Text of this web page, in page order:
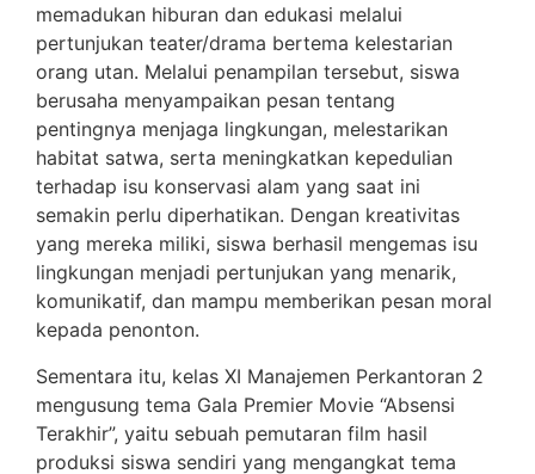
memadukan hiburan dan edukasi melalui
pertunjukan teater/drama bertema kelestarian
orang utan. Melalui penampilan tersebut, siswa
berusaha menyampaikan pesan tentang
pentingnya menjaga lingkungan, melestarikan
habitat satwa, serta meningkatkan kepedulian
terhadap isu konservasi alam yang saat ini
semakin perlu diperhatikan. Dengan kreativitas
yang mereka miliki, siswa berhasil mengemas isu
lingkungan menjadi pertunjukan yang menarik,
komunikatif, dan mampu memberikan pesan moral
kepada penonton.
Sementara itu, kelas XI Manajemen Perkantoran 2
mengusung tema Gala Premier Movie “Absensi
Terakhir”, yaitu sebuah pemutaran film hasil
produksi siswa sendiri yang mengangkat tema